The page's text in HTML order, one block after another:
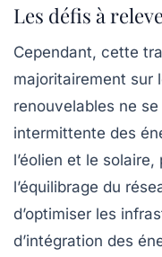
Les défis à
Cependant, cette
majoritairement sur
renouvelables ne
intermittente des
l’éolien et le
l’équilibrage du
d’optimiser les
d’intégration des